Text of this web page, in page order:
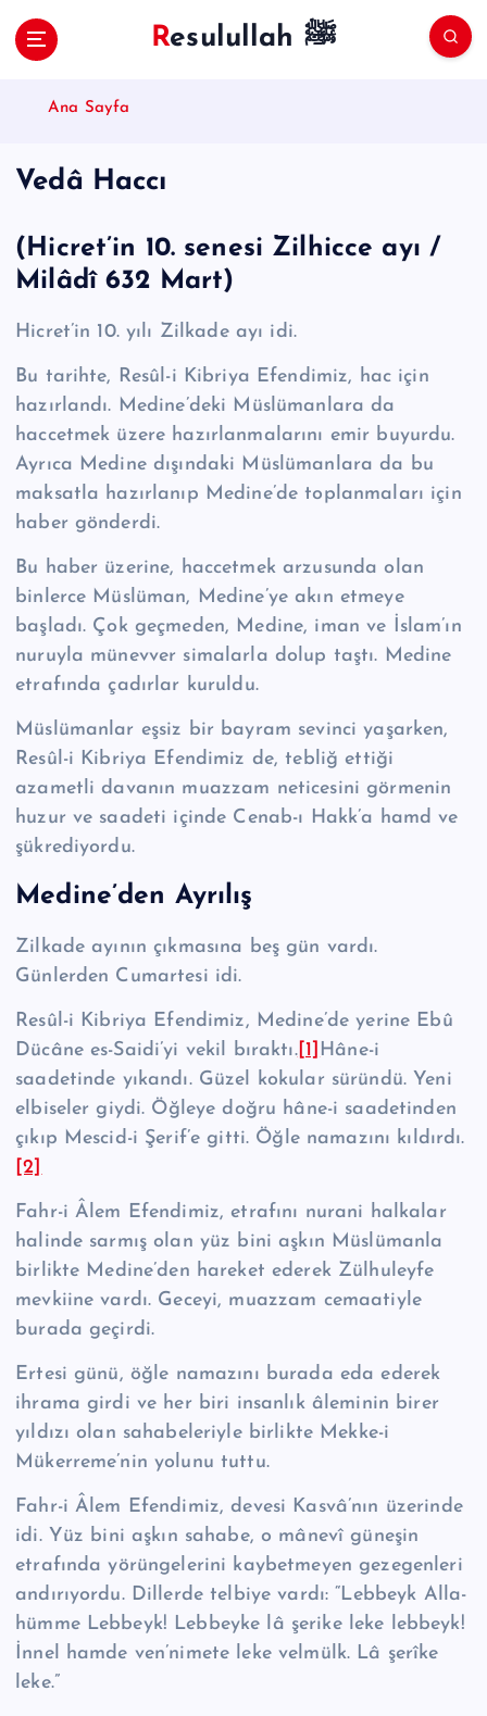
Resulullah ﷺ
Ana Sayfa
Vedâ Haccı
(Hicret’in 10. senesi Zilhicce ayı /
Milâdî 632 Mart)
Hicret’in 10. yılı Zilkade ayı idi.
Bu tarihte, Resûl-i Kibriya Efendimiz, hac için
hazırlandı. Medine’deki Müs­lümanlara da
haccetmek üzere hazırlanmalarını emir buyurdu.
Ayrıca Medine dışındaki Müslümanlara da bu
maksatla hazırlanıp Medine’de top­lanmaları için
haber gönderdi.
Bu haber üzerine, haccetmek arzusunda olan
binlerce Müslüman, Me­di­ne’ye akın etmeye
başladı. Çok geçmeden, Medine, iman ve İslam’ın
nuruyla münevver simalarla dolup taştı. Medine
etrafında çadırlar kuruldu.
Müslümanlar eşsiz bir bayram sevinci yaşarken,
Resûl-i Kibriya Efendimiz de, tebliğ ettiği
azametli davanın muazzam neticesini gör­menin
huzur ve saa­deti içinde Cenab-ı Hakk’a hamd ve
şükrediyordu.
Medine’den Ayrılış
Zilkade ayının çıkmasına beş gün vardı.
Günlerden Cu­mar­tesi idi.
Resûl-i Kibriya Efendimiz, Medine’de yerine Ebû
Dü­câ­ne es-Saidi’yi vekil bı­raktı.[1] Hâne-i
saadetinde yıkandı. Güzel kokular süründü. Yeni
elbiseler giy­di. Öğleye doğru hâne-i saadetinden
çıkıp Mescid-i Şerif’e gitti. Öğle nama­zı­nı kıldırdı.
[2]
Fahr-i Âlem Efendimiz, etrafını nurani halkalar
halinde sarmış olan yüz bini aşkın Müslümanla
birlikte Medine’den hareket ederek Zülhuleyfe
mevkiine vardı. Geceyi, muazzam cemaatiyle
burada geçirdi.
Ertesi günü, öğle namazını burada eda ederek
ihrama girdi ve her biri in­sanlık âleminin birer
yıldızı olan sahabeleriyle birlikte Mekke-i
Mükerreme’nin yolunu tuttu.
Fahr-i Âlem Efendimiz, devesi Kasvâ’nın üzerinde
idi. Yüz bini aşkın sa­habe, o mânevî güneşin
etrafında yörüngelerini kaybetmeyen gezegenleri
an­dırıyordu. Dillerde telbiye vardı: “Lebbeyk Alla­
hüm­me Lebbeyk! Lebbeyke lâ şerike leke leb­beyk!
İnnel hamde ven­’nimete leke velmülk. Lâ şerîke
leke.”